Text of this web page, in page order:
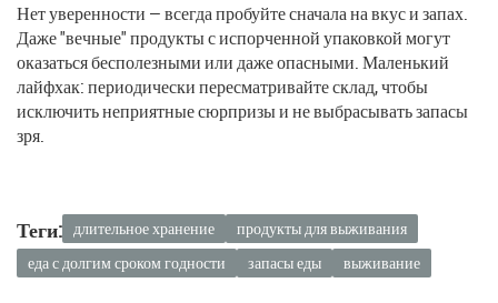
Нет уверенности — всегда пробуйте сначала на вкус и запах.
Даже "вечные" продукты с испорченной упаковкой могут
оказаться бесполезными или даже опасными. Маленький
лайфхак: периодически пересматривайте склад, чтобы
исключить неприятные сюрпризы и не выбрасывать запасы
зря.
Теги: длительное хранение
продукты для выживания
еда с долгим сроком годности
запасы еды выживание